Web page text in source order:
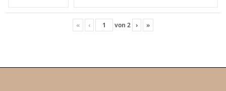
« ‹ von 2 › »